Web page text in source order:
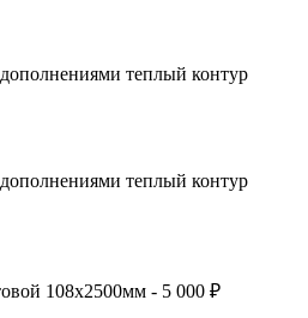
теплый контур
теплый контур
108х2500мм - 5 000 ₽